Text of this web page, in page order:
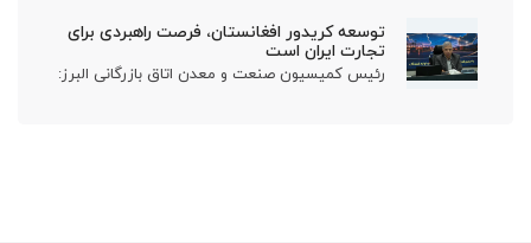
توسعه کریدور افغانستان، فرصت راهبردی برای
تجارت ایران است
رئیس کمیسیون صنعت و معدن اتاق بازرگانی البرز: